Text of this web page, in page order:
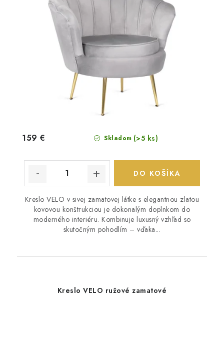
Skladom (>5 ks)
159 €
DO KOŠÍKA
Kreslo VELO v sivej zamatovej látke s elegantnou zlatou
kovovou konštrukciou je dokonalým doplnkom do
moderného interiéru. Kombinuje luxusný vzhľad so
skutočným pohodlím – vďaka...
Kreslo VELO ružové zamatové